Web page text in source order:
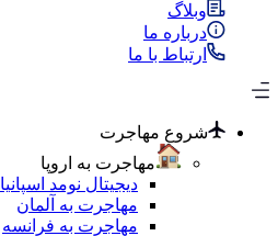
وبلاگ
درباره ما
ارتباط با ما
شروع مهاجرت
مهاجرت به اروپا
دیجیتال نومد اسپانیا
مهاجرت به آلمان
مهاجرت به فرانسه